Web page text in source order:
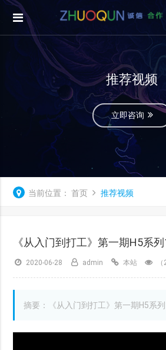
推荐视频
立即咨询
当前位置： 首页 推荐视频
《从入门到打工》第一期H5系列
2020-06-28 admin 本站
摘要：《从入门到打工》第一期H5系列